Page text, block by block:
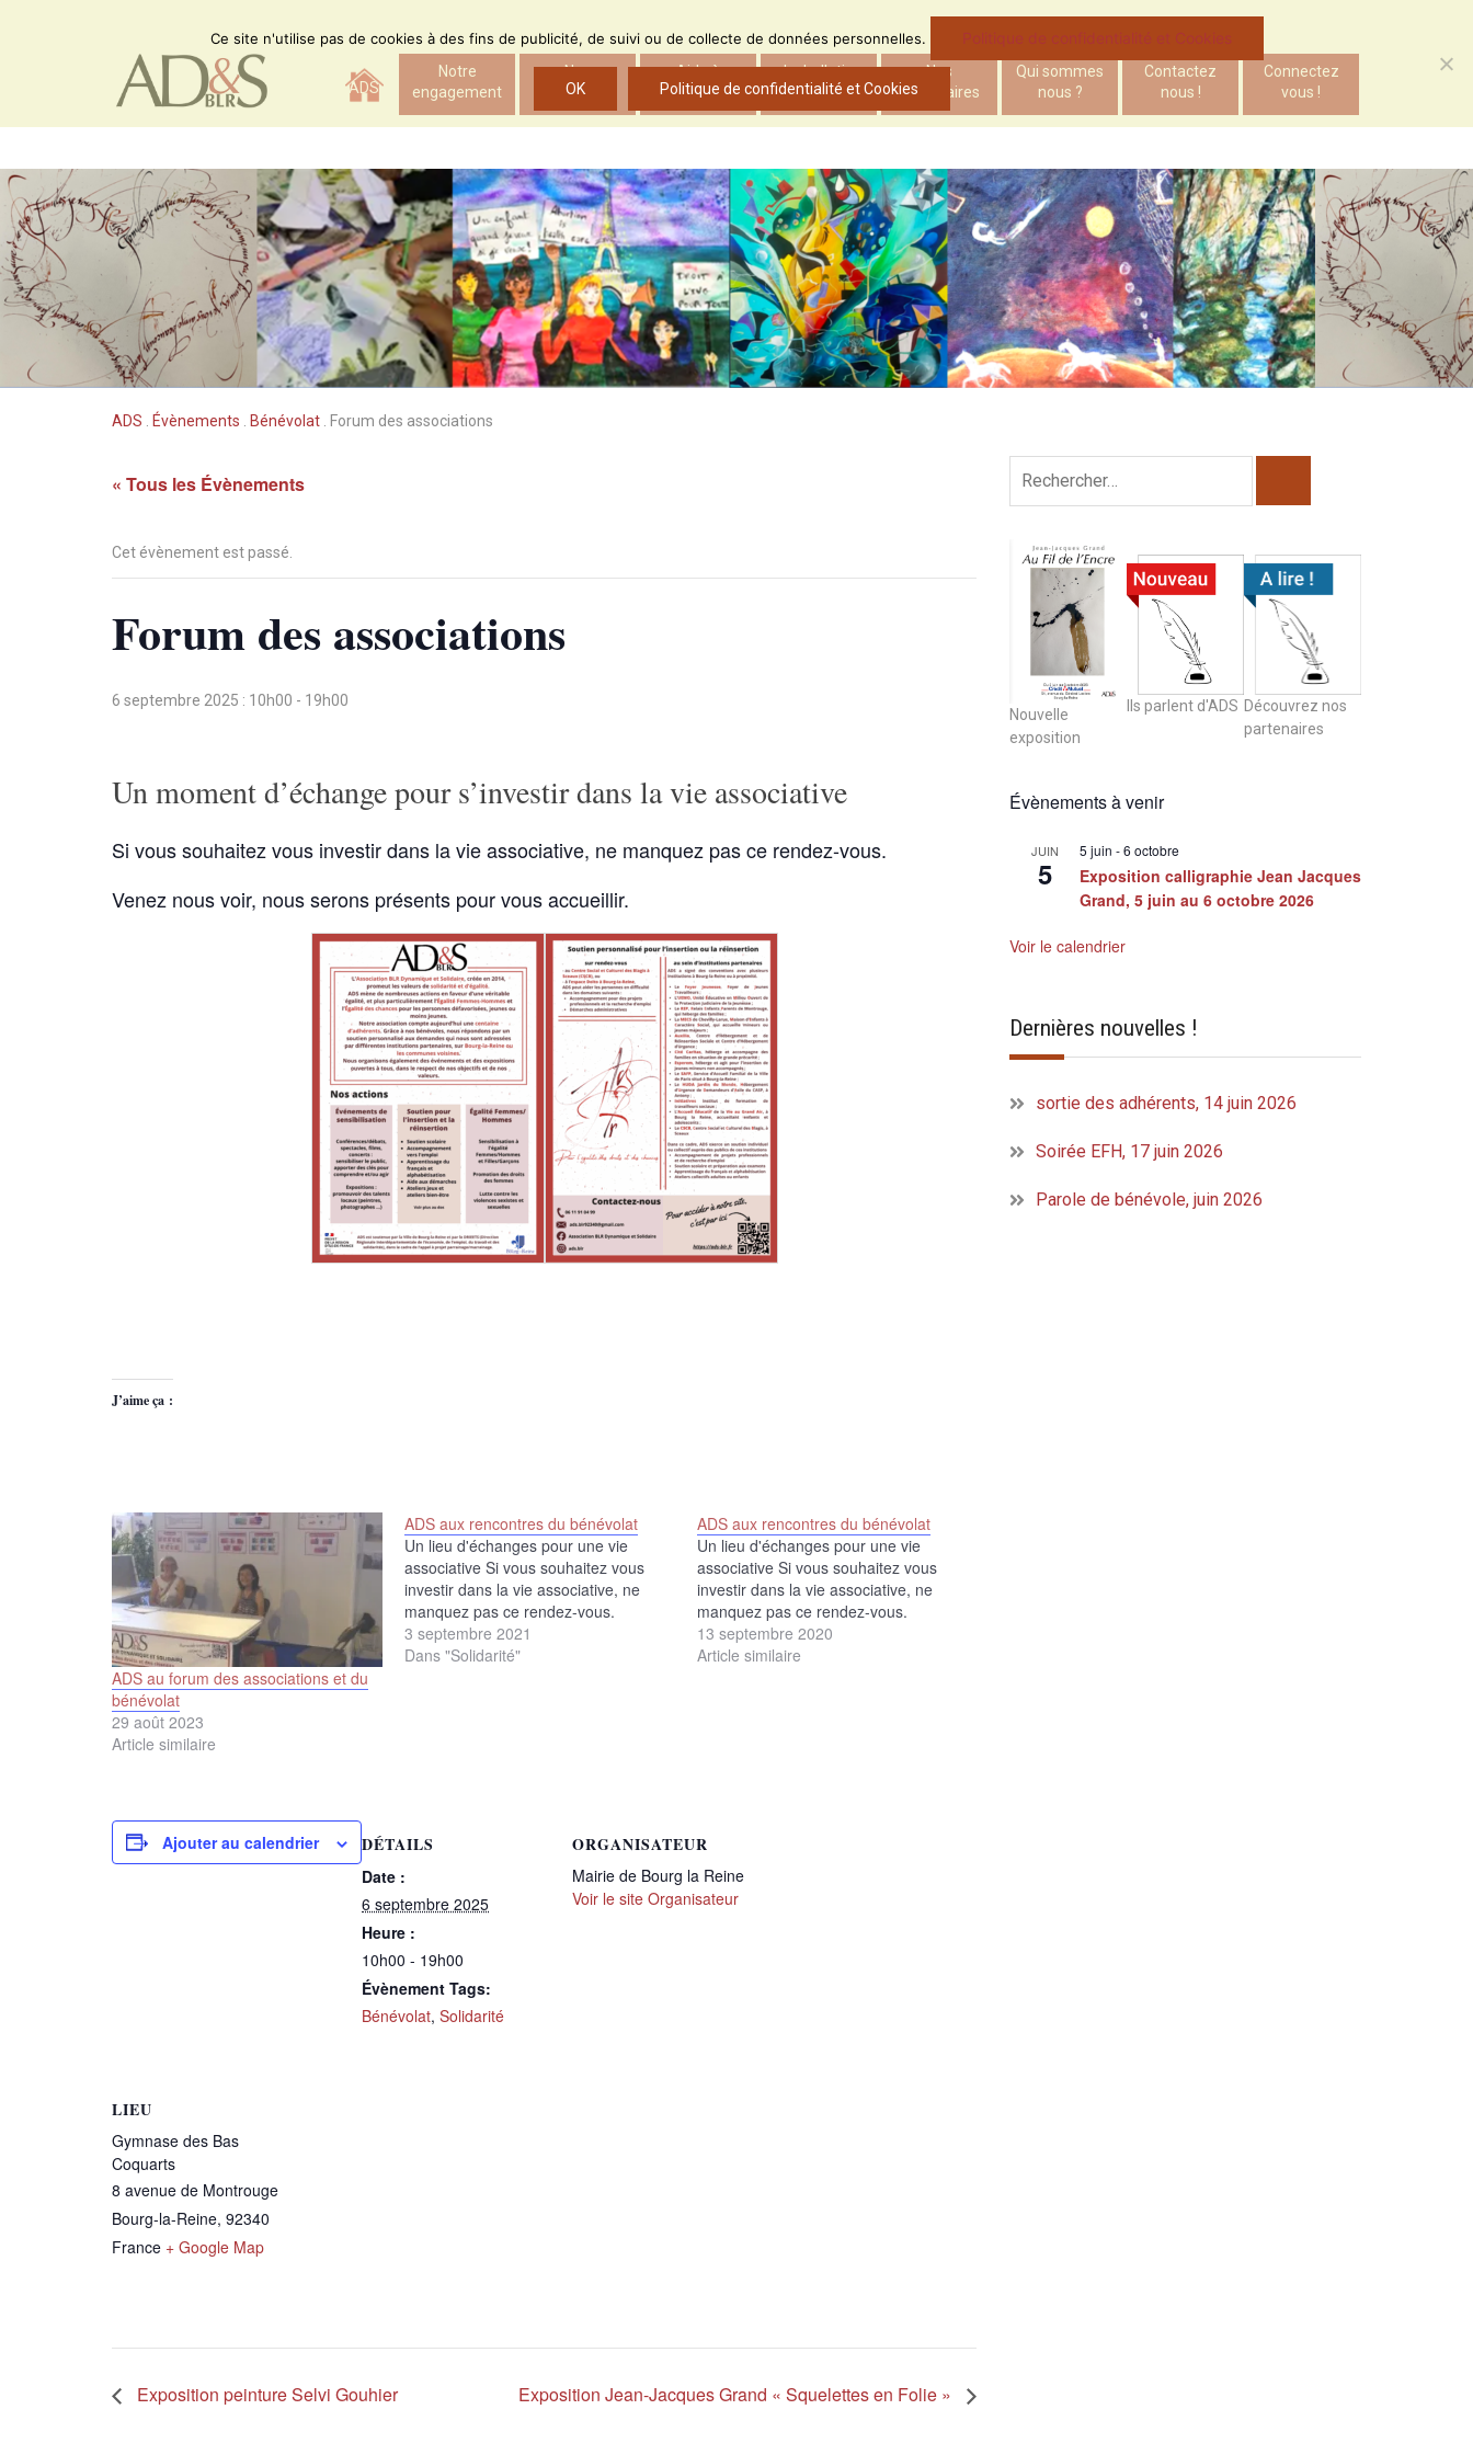
ADS
Notre
engagement
Nos
actions
Aide à
l’insertion
Le bulletin
d’ADS
Nos
partenaires
Qui sommes
nous ?
Contactez
nous !
Connectez
vous !
ADS Évènements Bénévolat Forum des associations
« Tous les Évènements
Cet évènement est passé.
Forum des associations
6 septembre 2025 : 10h00 - 19h00
Un moment d’échange pour s’investir dans la vie associative
Si vous souhaitez vous investir dans la vie associative, ne manquez pas ce rendez-vous.
Venez nous voir, nous serons présents pour vous accueillir.
J’aime ça :
ADS au forum des associations et du
bénévolat
29 août 2023
Article similaire
ADS aux rencontres du bénévolat
Un lieu d'échanges pour une vie
associative Si vous souhaitez vous
investir dans la vie associative, ne
manquez pas ce rendez-vous.
3 septembre 2021
Dans "Solidarité"
ADS aux rencontres du bénévolat
Un lieu d'échanges pour une vie
associative Si vous souhaitez vous
investir dans la vie associative, ne
manquez pas ce rendez-vous.
13 septembre 2020
Article similaire
Ajouter au calendrier DÉTAILS
Date :
6 septembre 2025
Heure :
10h00 - 19h00
Évènement Tags:
Bénévolat, Solidarité
ORGANISATEUR
Mairie de Bourg la Reine
Voir le site Organisateur
LIEU
Gymnase des Bas
Coquarts
8 avenue de Montrouge
Bourg-la-Reine, 92340
France + Google Map
Exposition peinture Selvi Gouhier Exposition Jean-Jacques Grand « Squelettes en Folie »
Nouvelle
exposition
Ils parlent d'ADS Découvrez nos
partenaires
Évènements à venir
JUIN
5
5 juin -6 octobre
Exposition calligraphie Jean Jacques
Grand, 5 juin au 6 octobre 2026
Voir le calendrier
Dernières nouvelles !
sortie des adhérents, 14 juin 2026
Soirée EFH, 17 juin 2026
Parole de bénévole, juin 2026
Ce site n'utilise pas de cookies à des fins de publicité, de suivi ou de collecte de données personnelles. Politique de confidentialité et Cookies
OK Politique de confidentialité et Cookies